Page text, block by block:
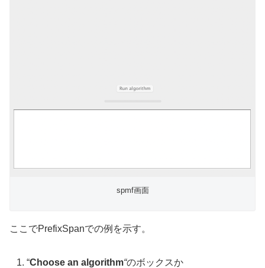
spmf画面
ここでPrefixSpanでの例を示す。
“Choose an algorithm“のボックスか